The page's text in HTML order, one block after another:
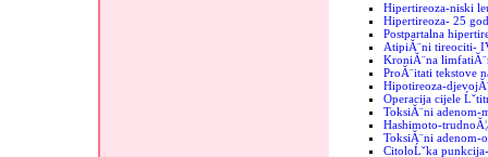
Hipertireoza-niski
Hipertireoza- 25 god
Postpartalna
AtipiĂ¨ni tireociti-
KroniĂ¨na
ProĂ¨itati tekstove
Hipotireoza-
Operacija cijele
ToksiĂ¨ni adenom-
Hashimoto-
ToksiĂ¨ni adenom-
CitoloĹˇka